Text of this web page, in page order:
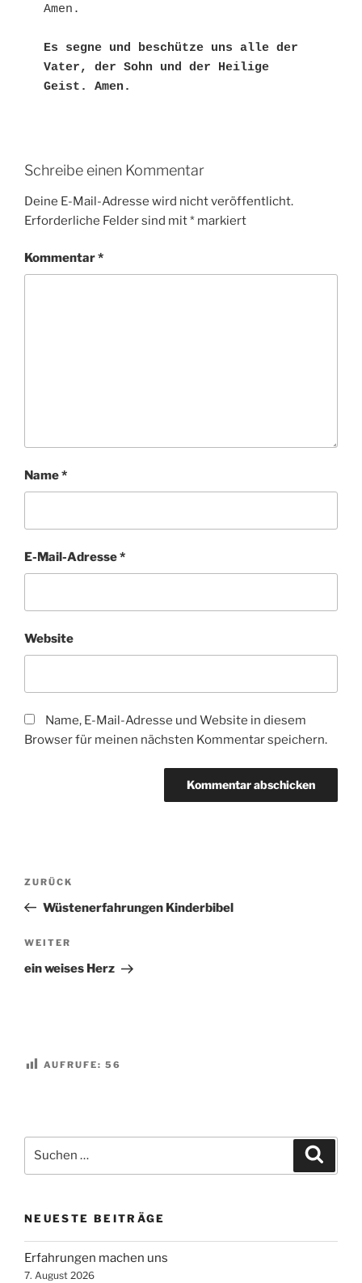
Amen.
Es segne und beschütze uns alle der
Vater, der Sohn und der Heilige
Geist. Amen.
Schreibe einen Kommentar
Deine E-Mail-Adresse wird nicht veröffentlicht.
Erforderliche Felder sind mit* markiert
Kommentar*
Name*
E-Mail-Adresse*
Website
Name, E-Mail-Adresse und Website in diesem
Browser für meinen nächsten Kommentar speichern.
Beitragsnavigation
Vorheriger
Beitrag
ZURÜCK
Wüstenerfahrungen Kinderbibel
Nächster
Beitrag
WEITER
ein weises Herz
AUFRUFE: 56
nach:
NEUESTE BEITRÄGE
Erfahrungen machen uns
7. August 2026